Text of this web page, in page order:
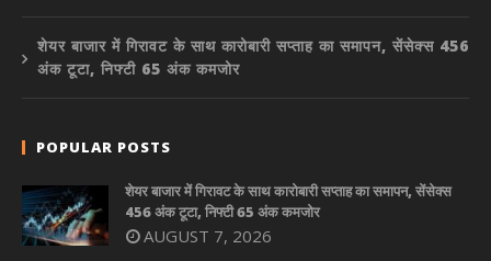
शेयर बाजार में गिरावट के साथ कारोबारी सप्ताह का समापन, सेंसेक्स 456
अंक टूटा, निफ्टी 65 अंक कमजोर
POPULAR POSTS
शेयर बाजार में गिरावट के साथ कारोबारी सप्ताह का समापन, सेंसेक्स
456 अंक टूटा, निफ्टी 65 अंक कमजोर
AUGUST 7, 2026